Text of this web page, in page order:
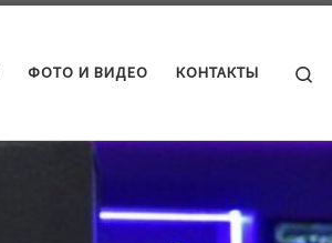
ФОТО И ВИДЕО КОНТАКТЫ